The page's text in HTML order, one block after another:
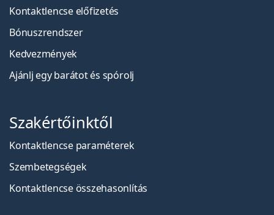
Kontaktlencse előfizetés
Bónuszrendszer
Kedvezmények
Ajánlj egy barátot és spórolj
Szakértőinktől
Kontaktlencse paraméterek
Szembetegségek
Kontaktlencse összehasonlítás